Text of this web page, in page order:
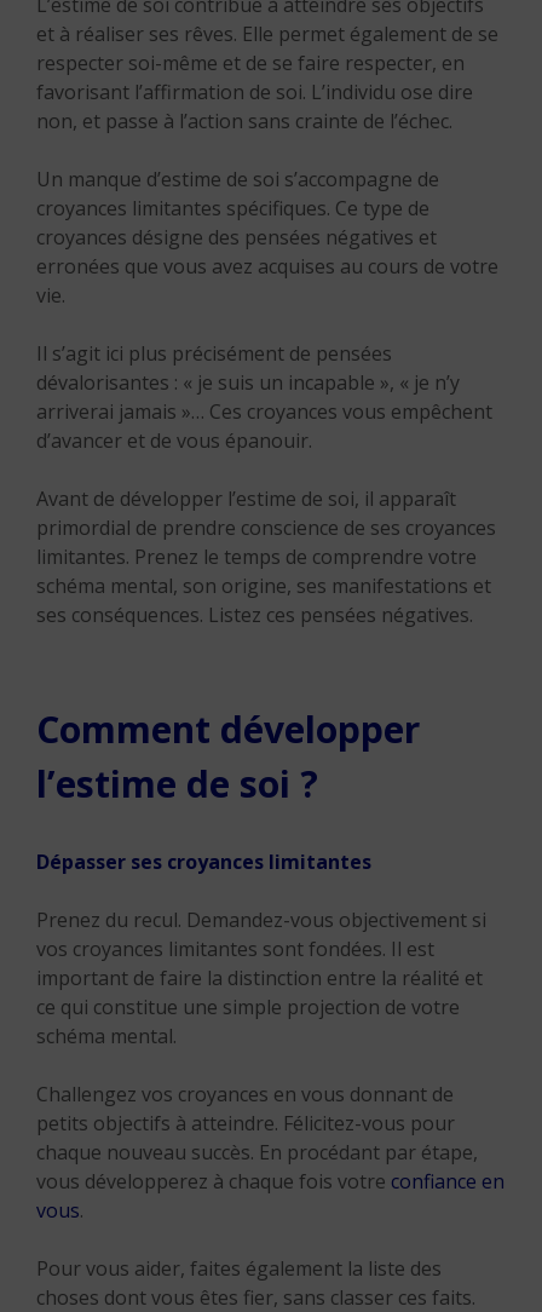
et à réaliser ses rêves. Elle permet également de se
respecter soi-même et de se faire respecter, en
favorisant l’affirmation de soi. L’individu ose dire
non, et passe à l’action sans crainte de l’échec.
Un manque d’estime de soi s’accompagne de
croyances limitantes spécifiques. Ce type de
croyances désigne des pensées négatives et
erronées que vous avez acquises au cours de votre
vie.
Il s’agit ici plus précisément de pensées
dévalorisantes : « je suis un incapable », « je n’y
arriverai jamais »… Ces croyances vous empêchent
d’avancer et de vous épanouir.
Avant de développer l’estime de soi, il apparaît
primordial de prendre conscience de ses croyances
limitantes. Prenez le temps de comprendre votre
schéma mental, son origine, ses manifestations et
ses conséquences. Listez ces pensées négatives.
Comment développer
l’estime de soi ?
Dépasser ses croyances limitantes
Prenez du recul. Demandez-vous objectivement si
vos croyances limitantes sont fondées. Il est
important de faire la distinction entre la réalité et
ce qui constitue une simple projection de votre
schéma mental.
Challengez vos croyances en vous donnant de
petits objectifs à atteindre. Félicitez-vous pour
chaque nouveau succès. En procédant par étape,
vous développerez à chaque fois votre confiance en
vous.
Pour vous aider, faites également la liste des
choses dont vous êtes fier, sans classer ces faits.